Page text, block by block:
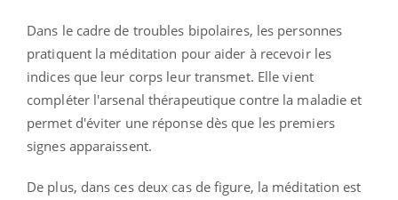
Dans le cadre de troubles bipolaires, les personnes
pratiquent la méditation pour aider à recevoir les
indices que leur corps leur transmet. Elle vient
compléter l'arsenal thérapeutique contre la maladie et
permet d'éviter une réponse dès que les premiers
signes apparaissent.
De plus, dans ces deux cas de figure, la méditation est